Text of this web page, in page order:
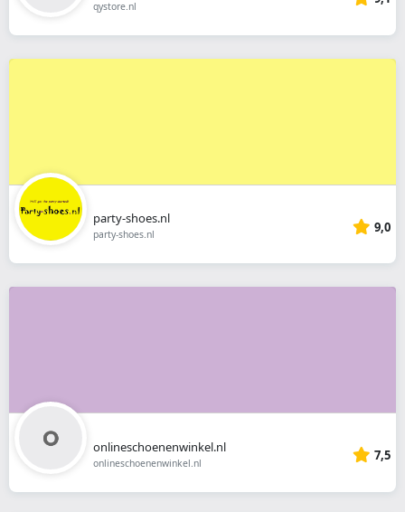
qystore.nl
party-shoes.nl
party-shoes.nl 9,0
onlineschoenenwinkel.nl
onlineschoenenwinkel.nl 7,5